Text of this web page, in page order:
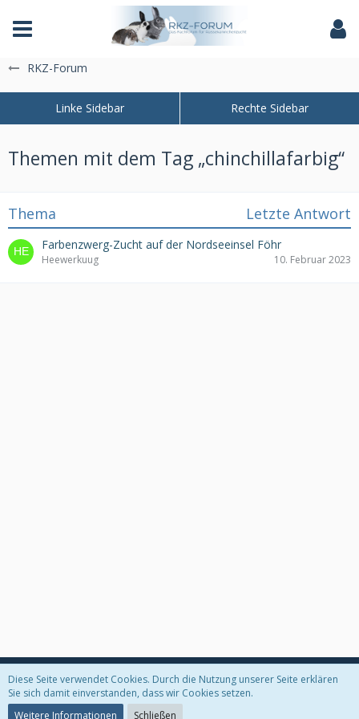
Das Fachforum der Rassekaninchenzucht
RKZ-Forum
Themen mit dem Tag „chinchillafarbig“
Thema Letzte Antwort
Farbenzwerg-Zucht auf der Nordseeinsel Föhr
Heewerkuug 10. Februar 2023
Datenschutzerklärung Kontakt Impressum
Diese Seite verwendet Cookies. Durch die Nutzung unserer Seite erklären
Sie sich damit einverstanden, dass wir Cookies setzen.
Weitere Informationen
Schließen